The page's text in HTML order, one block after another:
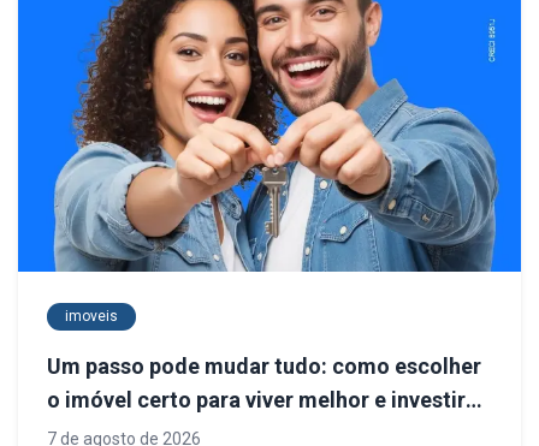
imoveis
Um passo pode mudar tudo: como escolher
o imóvel certo para viver melhor e investir
com segurança
7 de agosto de 2026